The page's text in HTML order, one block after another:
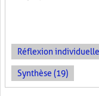
Réflexion
Synthèse (19)